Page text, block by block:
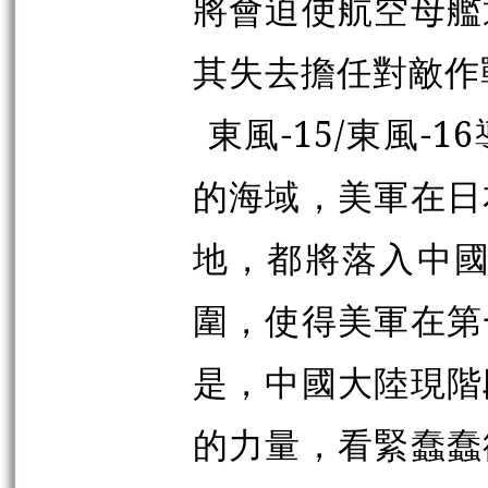
其失去擔任對敵
東風-15/東風-
的海域，美軍在
地，都將落入中
圍，使得美軍在
是，中國大陸現
的力量，看緊蠢